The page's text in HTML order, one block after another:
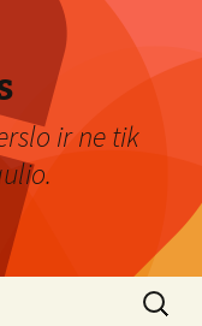
ir ne tik
Ieškoti: